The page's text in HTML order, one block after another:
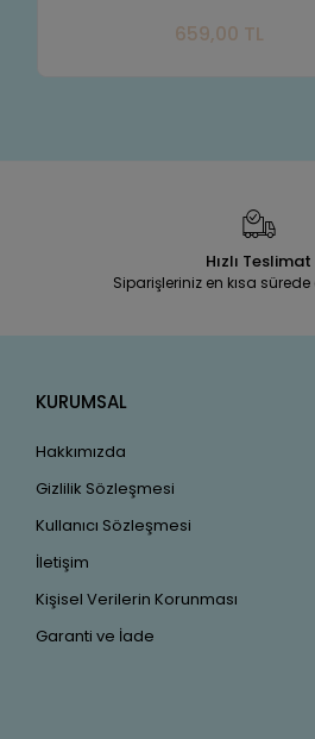
659,00 TL
Hızlı Teslimat
Siparişleriniz en kısa sürede
KURUMSAL
Hakkımızda
Gizlilik Sözleşmesi
Kullanıcı Sözleşmesi
İletişim
Kişisel Verilerin Korunması
Garanti ve İade